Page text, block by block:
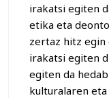
irakatsi egiten
etika eta
zertaz hitz egin
irakatsi egiten
egiten da
kulturalaren